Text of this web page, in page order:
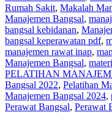
Rumah Sakit, Makalah
Manajemen Bangsal,
bangsal kebidanan,
bangsal keperawatan pdf,
manajemen rawat inap,
Manajemen Bangsal,
PELATIHAN
Bangsal 2022, Pelatihan
Manajemen Bangsal 2024,
Perawat Bangsal, Perawat